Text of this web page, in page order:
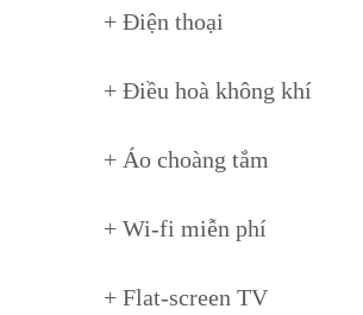
+ Điện thoại
+ Điều hoà không khí
+ Áo choàng tắm
+ Wi-fi miễn phí
+ Flat-screen TV